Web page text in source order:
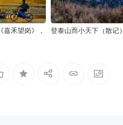
嘉禾望岗》，
登泰山而小天下（散记）